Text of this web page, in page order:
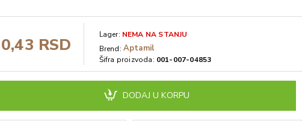
RSD Lager: NEMA NA STANJU
Brend: Aptamil
Šifra proizvoda: 001-007-04853
DODAJ U KORPU